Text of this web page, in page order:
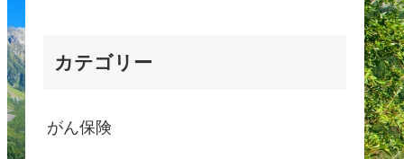
カテゴリー
がん保険